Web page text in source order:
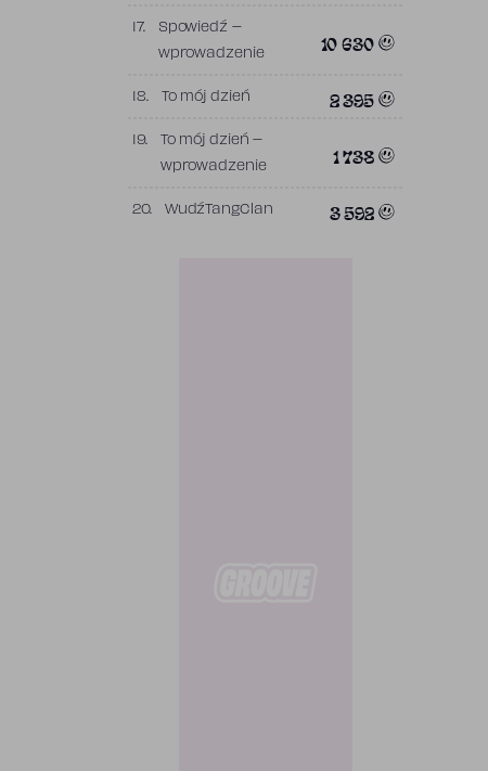
17.
Spowiedź –
wprowadzenie
10 630
18. To mój dzień 2 395
19.
To mój dzień –
wprowadzenie
1 738
20. WudźTangClan 3 592